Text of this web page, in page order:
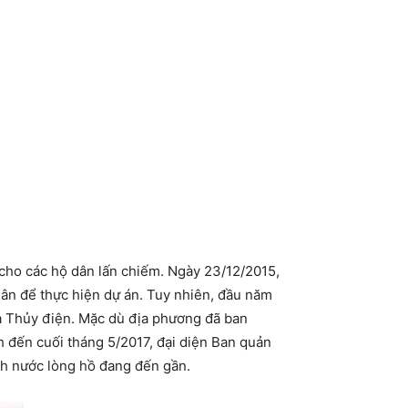
các hộ dân lấn chiếm. Ngày 23/12/2015,
để thực hiện dự án. Tuy nhiên, đầu năm
điện. Mặc dù địa phương đã ban
cuối tháng 5/2017, đại diện Ban quản
nước lòng hồ đang đến gần.